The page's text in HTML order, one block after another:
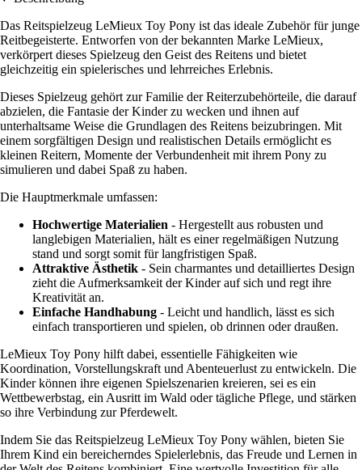
Das Reitspielzeug LeMieux Toy Pony ist das ideale Zubehör für junge
Reitbegeisterte. Entworfen von der bekannten Marke LeMieux,
verkörpert dieses Spielzeug den Geist des Reitens und bietet
gleichzeitig ein spielerisches und lehrreiches Erlebnis.
Dieses Spielzeug gehört zur Familie der Reiterzubehörteile, die darauf
abzielen, die Fantasie der Kinder zu wecken und ihnen auf
unterhaltsame Weise die Grundlagen des Reitens beizubringen. Mit
einem sorgfältigen Design und realistischen Details ermöglicht es
kleinen Reitern, Momente der Verbundenheit mit ihrem Pony zu
simulieren und dabei Spaß zu haben.
Die Hauptmerkmale umfassen:
Hochwertige Materialien - Hergestellt aus robusten und
langlebigen Materialien, hält es einer regelmäßigen Nutzung
stand und sorgt somit für langfristigen Spaß.
Attraktive Ästhetik - Sein charmantes und detailliertes Design
zieht die Aufmerksamkeit der Kinder auf sich und regt ihre
Kreativität an.
Einfache Handhabung - Leicht und handlich, lässt es sich
einfach transportieren und spielen, ob drinnen oder draußen.
LeMieux Toy Pony hilft dabei, essentielle Fähigkeiten wie
Koordination, Vorstellungskraft und Abenteuerlust zu entwickeln. Die
Kinder können ihre eigenen Spielszenarien kreieren, sei es ein
Wettbewerbstag, ein Ausritt im Wald oder tägliche Pflege, und stärken
so ihre Verbindung zur Pferdewelt.
Indem Sie das Reitspielzeug LeMieux Toy Pony wählen, bieten Sie
Ihrem Kind ein bereicherndes Spielerlebnis, das Freude und Lernen in